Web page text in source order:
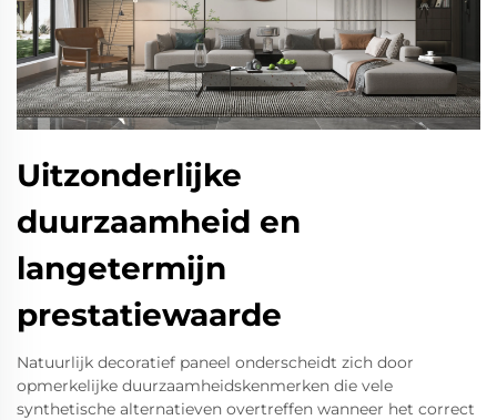
Uitzonderlijke
duurzaamheid en
langetermijn
prestatiewaarde
Natuurlijk decoratief paneel onderscheidt zich door
opmerkelijke duurzaamheidskenmerken die vele
synthetische alternatieven overtreffen wanneer het correct